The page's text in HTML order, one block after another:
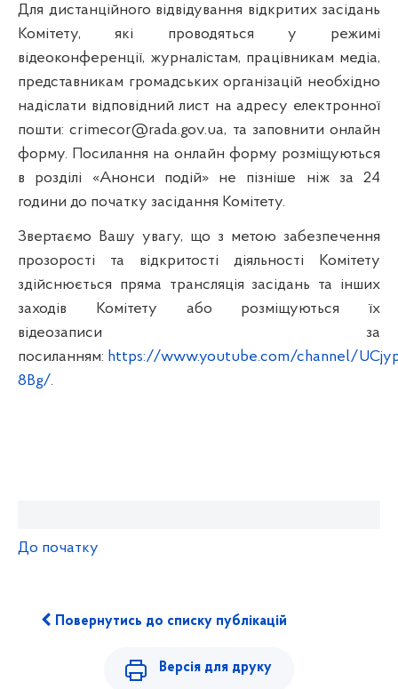
Для дистанційного відвідування відкритих засідань
Комітету, які проводяться у режимі
відеоконференції, журналістам, працівникам медіа,
представникам громадських організацій необхідно
надіслати відповідний лист на адресу електронної
пошти: crimecor@rada.gov.ua, та заповнити онлайн
форму. Посилання на онлайн форму розміщуються
в розділі «Анонси подій» не пізніше ніж за 24
години до початку засідання Комітету.
Звертаємо Вашу увагу, що з метою забезпечення
прозорості та відкритості діяльності Комітету
здійснюється пряма трансляція засідань та інших
заходів Комітету або розміщуються їх
відеозаписи за
посиланням: https://www.youtube.com/channel/
8Bg/.
До початку
Повернутись до списку публікацій
Версія для друку